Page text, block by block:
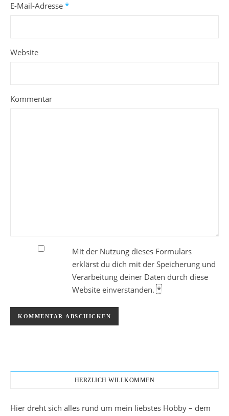
E-Mail-Adresse *
Website
Kommentar
Mit der Nutzung dieses Formulars
erklärst du dich mit der Speicherung und
Verarbeitung deiner Daten durch diese
Website einverstanden. *
HERZLICH WILLKOMMEN
Hier dreht sich alles rund um mein liebstes Hobby – dem